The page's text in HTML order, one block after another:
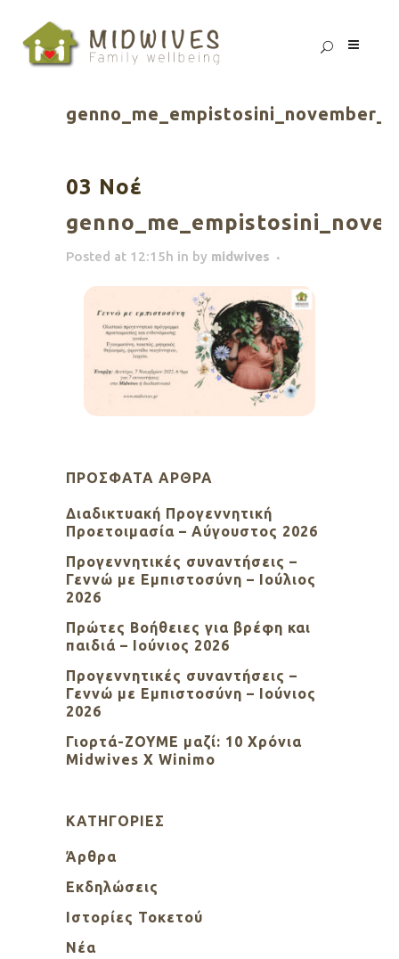
03 Νοέ
Posted at 12:15h in by midwives
ΠΡΌΣΦΑΤΑ ΆΡΘΡΑ
Διαδικτυακή Προγεννητική
Προετοιμασία – Αύγουστος 2026
Προγεννητικές συναντήσεις –
Γεννώ με Εμπιστοσύνη – Ιούλιος
2026
Πρώτες Βοήθειες για βρέφη και
παιδιά – Ιούνιος 2026
Προγεννητικές συναντήσεις –
Γεννώ με Εμπιστοσύνη – Ιούνιος
2026
Γιορτά-ΖΟΥΜΕ μαζί: 10 Χρόνια
Midwives X Winimo
KΑΤΗΓΟΡΊΕΣ
Άρθρα
Εκδηλώσεις
Ιστορίες Τοκετού
Νέα